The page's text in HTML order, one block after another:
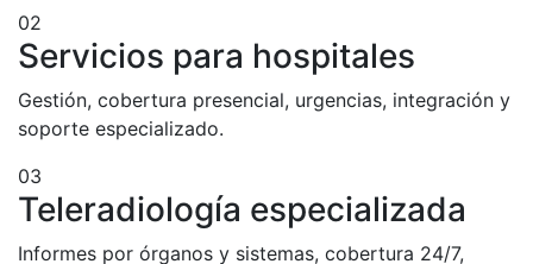
02
Servicios para hospitales
Gestión, cobertura presencial, urgencias, integración y
soporte especializado.
03
Teleradiología especializada
Informes por órganos y sistemas, cobertura 24/7,